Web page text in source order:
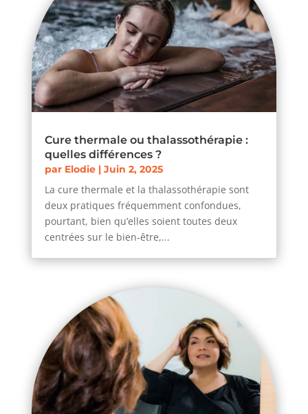
Cure thermale ou thalassothérapie :
quelles différences ?
par Elodie| Juin 2, 2025
La cure thermale et la thalassothérapie sont
deux pratiques fréquemment confondues,
pourtant, bien qu’elles soient toutes deux
centrées sur le bien-être,...